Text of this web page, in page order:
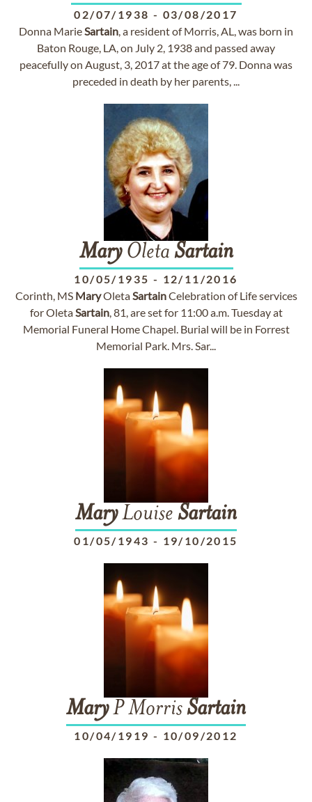
02/07/1938 - 03/08/2017
Donna MarieSartain, a resident of Morris, AL, was born in
Baton Rouge, LA, on July 2, 1938 and passed away
peacefully on August, 3, 2017 at the age of 79. Donna was
preceded in death by her parents, ...
MaryOleta Sartain
10/05/1935 - 12/11/2016
Corinth, MS MaryOletaSartainCelebration of Life services
for OletaSartain, 81, are set for 11:00 a.m. Tuesday at
Memorial Funeral Home Chapel. Burial will be in Forrest
Memorial Park. Mrs. Sar...
MaryLouise Sartain
01/05/1943 - 19/10/2015
MaryP MorrisSartain
10/04/1919 - 10/09/2012